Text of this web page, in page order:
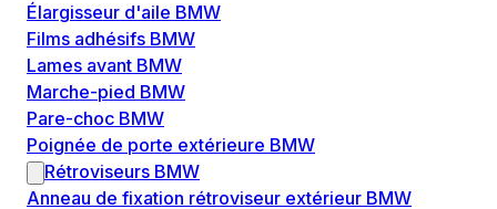
Élargisseur d'aile BMW
Films adhésifs BMW
Lames avant BMW
Marche-pied BMW
Pare-choc BMW
Poignée de porte extérieure BMW
Rétroviseurs BMW
Anneau de fixation rétroviseur extérieur BMW